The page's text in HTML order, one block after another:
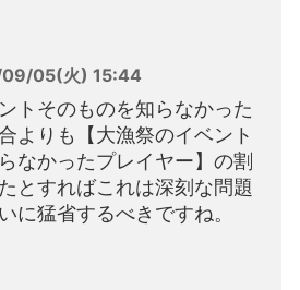
05(火) 15:44
トそのものを知らなかった
よりも【大漁祭のイベント
なかったプレイヤー】の割
とすればこれは深刻な問題
に猛省するべきですね。